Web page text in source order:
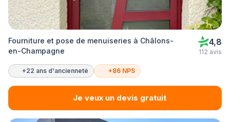
Fourniture et pose de menuiseries à Châlons-
en-Champagne
4,8
112 avis
+22 ans d'ancienneté +86 NPS
Je veux un devis gratuit